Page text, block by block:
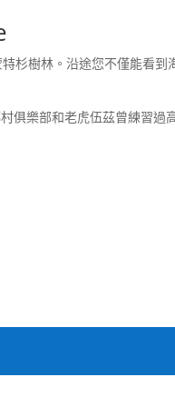
杉樹林。沿途您不僅能看
俱樂部和老虎伍茲曾練習過